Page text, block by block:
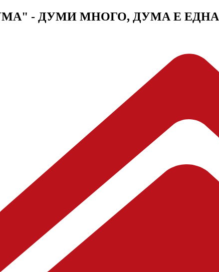
- ДУМИ МНОГО, ДУМА Е ЕДНА